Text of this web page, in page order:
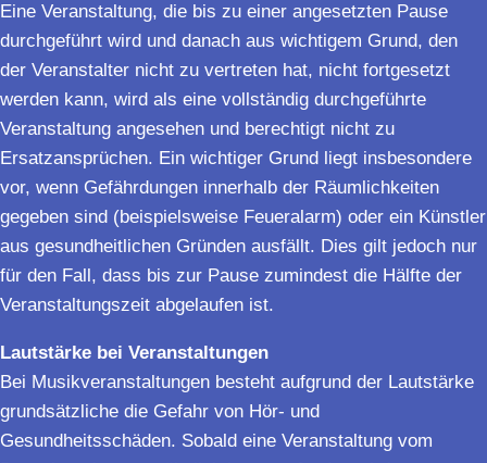
Eine Veranstaltung, die bis zu einer angesetzten Pause
durchgeführt wird und danach aus wichtigem Grund, den
der Veranstalter nicht zu vertreten hat, nicht fortgesetzt
werden kann, wird als eine vollständig durchgeführte
Veranstaltung angesehen und berechtigt nicht zu
Ersatzansprüchen. Ein wichtiger Grund liegt insbesondere
vor, wenn Gefährdungen innerhalb der Räumlichkeiten
gegeben sind (beispielsweise Feueralarm) oder ein Künstler
aus gesundheitlichen Gründen ausfällt. Dies gilt jedoch nur
für den Fall, dass bis zur Pause zumindest die Hälfte der
Veranstaltungszeit abgelaufen ist.
Lautstärke bei Veranstaltungen
Bei Musikveranstaltungen besteht aufgrund der Lautstärke
grundsätzliche die Gefahr von Hör- und
Gesundheitsschäden. Sobald eine Veranstaltung vom